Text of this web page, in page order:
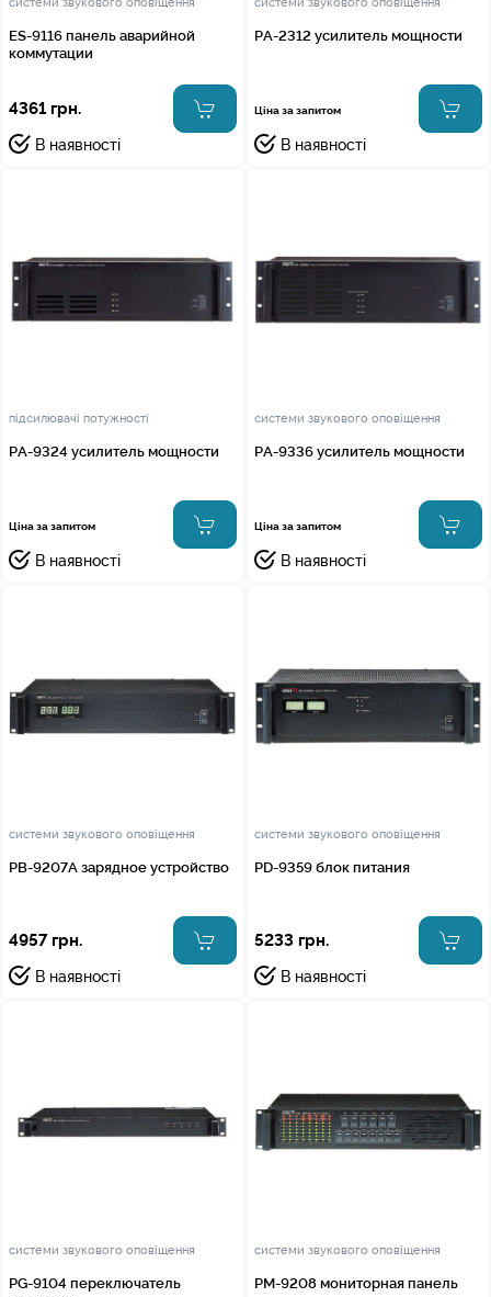
ES-9116 панель аварийной
коммутации
4361 грн.
В наявності
PA-2312 усилитель мощности
Ціна за запитом
В наявності
підсилювачі потужності
PA-9324 усилитель мощности
Ціна за запитом
В наявності
системи звукового оповіщення
PA-9336 усилитель мощности
Ціна за запитом
В наявності
системи звукового оповіщення
PB-9207A зарядное устройство
4957 грн.
В наявності
системи звукового оповіщення
PD-9359 блок питания
5233 грн.
В наявності
системи звукового оповіщення
PG-9104 переключатель
системи звукового оповіщення
PM-9208 мониторная панель